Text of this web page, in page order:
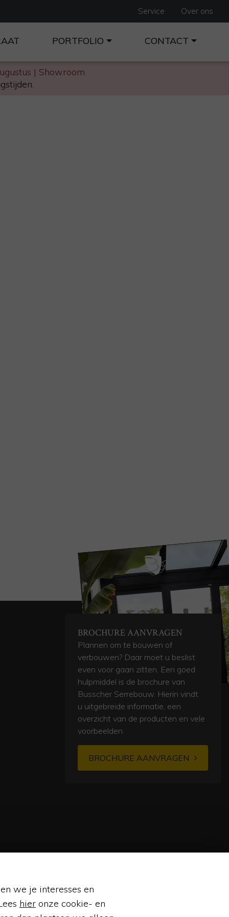
| Showroom
.
Service Over ons
PORTFOLIO CONTACT
BROCHURE AANVRAGEN
Plannen om te bouwen of
verbouwen? Daar moet u beslist
even voor gaan zitten. Een goed
hulpmiddel is de brochure van
Busscher Serrebouw. Hierin vindt
u uitgebreide informatie, een
overzicht van de producten en vele
voorbeelden.
BROCHURE AANVRAGEN
we je interesses en
hier onze cookie- en